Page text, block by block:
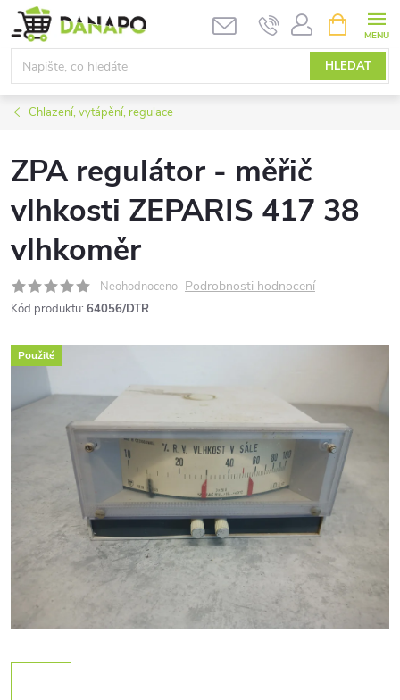
Přejít
na
obsah
HLEDAT
NÁKUPNÍ
KOŠÍK
Chlazení, vytápění, regulace
ZPA regulátor - měřič
vlhkosti ZEPARIS 417 38
vlhkoměr
Neohodnoceno Podrobnosti hodnocení
Kód produktu: 64056/DTR
Použité